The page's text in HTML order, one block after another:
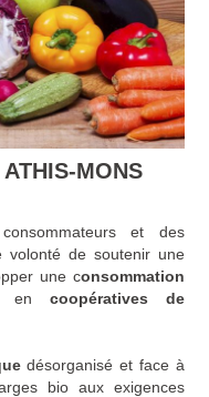
MONS
et des
volonté de soutenir une
une consommation
en coopératives de
désorganisé et face à
bio aux exigences